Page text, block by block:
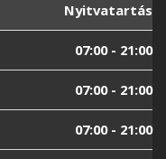
Nyitvatartás
07:00 - 21:00
07:00 - 21:00
07:00 - 21:00